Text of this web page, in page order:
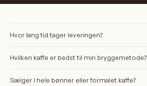
Hvor lang tid tager leveringen?
Hvilken kaffe er bedst til min bryggemetode?
Sælger I hele bønner eller formalet kaffe?